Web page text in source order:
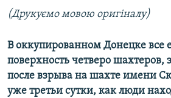
УКР
ДОЛУЧАЙСЯ!
(Друкуємо мовою оригіналу)
В оккупированном Донецке все
поверхность четверо шахтеров,
после взрыва на шахте имени
уже третьи сутки, как люди